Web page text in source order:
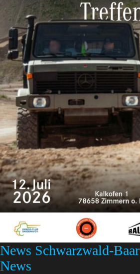
News Schwarzwald-Baar
News